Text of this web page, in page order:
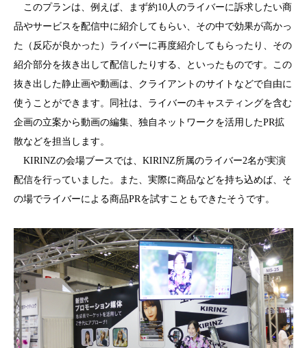
このプランは、例えば、まず約10人のライバーに訴求したい商
品やサービスを配信中に紹介してもらい、その中で効果が高かっ
た（反応が良かった）ライバーに再度紹介してもらったり、その
紹介部分を抜き出して配信したりする、といったものです。この
抜き出した静止画や動画は、クライアントのサイトなどで自由に
使うことができます。同社は、ライバーのキャスティングを含む
企画の立案から動画の編集、独自ネットワークを活用したPR拡
散などを担当します。
KIRINZの会場ブースでは、KIRINZ所属のライバー2名が実演
配信を行っていました。また、実際に商品などを持ち込めば、そ
の場でライバーによる商品PRを試すこともできたそうです。